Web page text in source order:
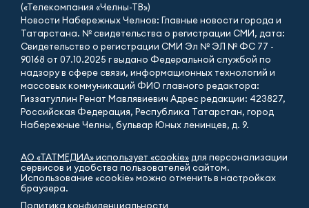
(«Телекомпания «Челны-ТВ»)
Новости Набережных Челнов: Главные новости города и
Татарстана. № свидетельства о регистрации СМИ, дата:
Свидетельство о регистрации СМИ Эл № ЭЛ № ФС 77 -
90168 от 07.10.2025 г выдано Федеральной службой по
надзору в сфере связи, информационных технологий и
массовых коммуникаций ФИО главного редактора:
Гиззатуллин Ренат Мавлявиевич Адрес редакции: 423827,
Российская Федерация, Республика Татарстан, город
Набережные Челны, бульвар Юных ленинцев, д. 9.
АО «ТАТМЕДИА» использует «cookie» для персонализации
сервисов и удобства пользователей сайтом.
Использование «cookie» можно отменить в настройках
браузера.
Политика конфиденциальности